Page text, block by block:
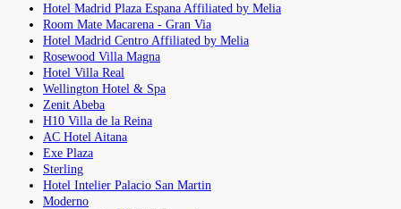
Hotel Madrid Plaza Espana Affiliated by Melia
Room Mate Macarena - Gran Via
Hotel Madrid Centro Affiliated by Melia
Rosewood Villa Magna
Hotel Villa Real
Wellington Hotel & Spa
Zenit Abeba
H10 Villa de la Reina
AC Hotel Aitana
Exe Plaza
Sterling
Hotel Intelier Palacio San Martin
Moderno